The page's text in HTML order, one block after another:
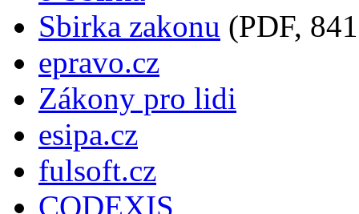
Sbirka zakonu (PDF,
epravo.cz
Zákony pro lidi
esipa.cz
fulsoft.cz
CODEXIS